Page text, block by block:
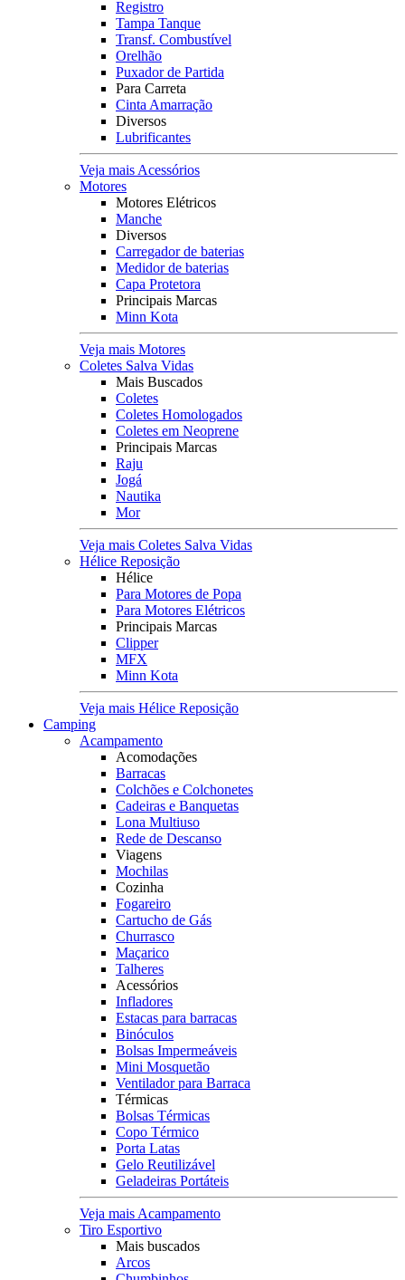
Registro
Tampa Tanque
Transf. Combustível
Orelhão
Puxador de Partida
Para Carreta
Cinta Amarração
Diversos
Lubrificantes
Veja mais Acessórios
Motores
Motores Elétricos
Manche
Diversos
Carregador de baterias
Medidor de baterias
Capa Protetora
Principais Marcas
Minn Kota
Veja mais Motores
Coletes Salva Vidas
Mais Buscados
Coletes
Coletes Homologados
Coletes em Neoprene
Principais Marcas
Raju
Jogá
Nautika
Mor
Veja mais Coletes Salva Vidas
Hélice Reposição
Hélice
Para Motores de Popa
Para Motores Elétricos
Principais Marcas
Clipper
MFX
Minn Kota
Veja mais Hélice Reposição
Camping
Acampamento
Acomodações
Barracas
Colchões e Colchonetes
Cadeiras e Banquetas
Lona Multiuso
Rede de Descanso
Viagens
Mochilas
Cozinha
Fogareiro
Cartucho de Gás
Churrasco
Maçarico
Talheres
Acessórios
Infladores
Estacas para barracas
Binóculos
Bolsas Impermeáveis
Mini Mosquetão
Ventilador para Barraca
Térmicas
Bolsas Térmicas
Copo Térmico
Porta Latas
Gelo Reutilizável
Geladeiras Portáteis
Veja mais Acampamento
Tiro Esportivo
Mais buscados
Arcos